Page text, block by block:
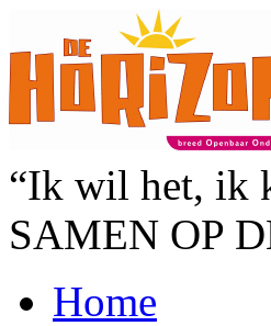
“Ik wil het, ik
SAMEN OP
Home